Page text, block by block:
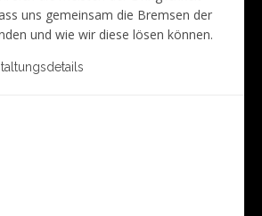
uns gemeinsam die Bremsen der
und wie wir diese lösen können.